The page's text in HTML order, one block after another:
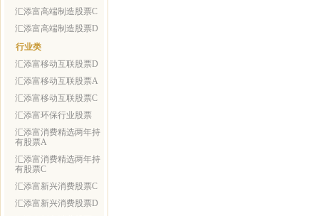
汇添富高端制造股票C
汇添富高端制造股票D
行业类
汇添富移动互联股票D
汇添富移动互联股票A
汇添富移动互联股票C
汇添富环保行业股票
汇添富消费精选两年持
有股票A
汇添富消费精选两年持
有股票C
汇添富新兴消费股票C
汇添富新兴消费股票D